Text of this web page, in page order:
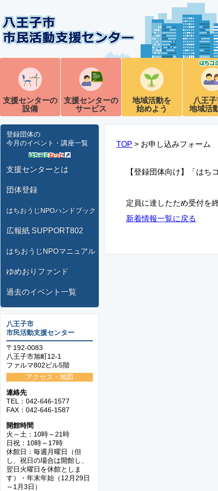
支援センターの
設備
支援センターの
サービス
地域活動を
始めよう
八王
地域活
登録団体の
今月のイベント・講座一覧
支援センターとは
団体登録
はちおうじNPOハンドブック
広報紙 SUPPORT802
はちおうじNPOマニュアル
ゆめおりファンド
過去のイベント一覧
八王子市
市民活動支援センター
〒192-0083
八王子市旭町12-1
ファルマ802ビル5階
アクセス・地図
連絡先
TEL：042-646-1577
FAX：042-646-1587
開館時間
火～土：10時～21時
日祝：10時～17時
休館日：毎週月曜日（但
し、祝日の場合は開館し、
翌日火曜日を休館としま
す）・年末年始（12月29日
～1月3日）
TOP > お申し込みフォーム
【登録団体向け】「は
定員に達したため受付を
新着情報一覧に戻る